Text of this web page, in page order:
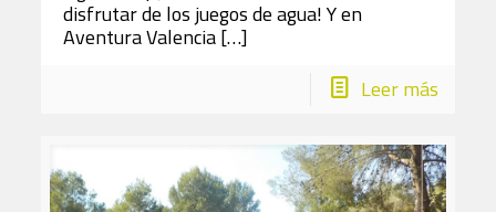
disfrutar de los juegos de agua! Y en
Aventura Valencia[…]
Leer más